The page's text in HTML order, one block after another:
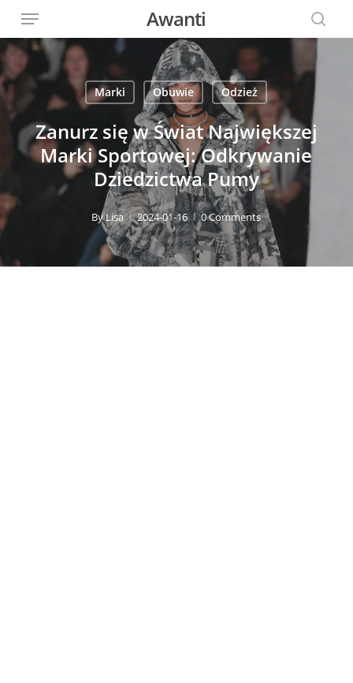
main
content
Awanti
Menu
Marki Obuwie Odzież
Zanurz się w Świat Największej
Marki Sportowej: Odkrywanie
Dziedzictwa Pumy
ByLisa 2024-01-16 0 Comments